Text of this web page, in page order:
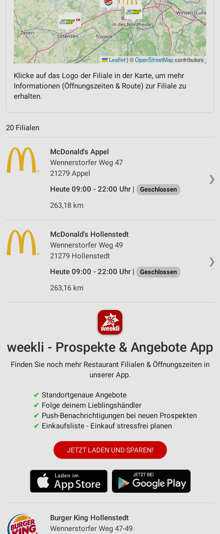
Leaflet | ©OpenStreetMapcontributors
Klicke auf das Logo der Filiale in der Karte, um mehr
Informationen (Öffnungszeiten & Route) zur Filiale zu
erhalten.
20 Filialen
❯
McDonald's Appel
Wennerstorfer Weg 47
21279 Appel
Heute 09:00 - 22:00 Uhr |
Geschlossen
263,18 km
❯
McDonald's Hollenstedt
Wennerstorfer Weg 49
21279 Hollenstedt
Heute 09:00 - 22:00 Uhr |
Geschlossen
263,16 km
weekli - Prospekte & Angebote App
Finden Sie noch mehr Restaurant Filialen & Öffnungszeiten in
unserer App.
✔ Standortgenaue Angebote
✔ Folge deinem Lieblingshändler
✔ Push-Benachrichtigungen bei neuen Prospekten
✔ Einkaufsliste - Einkauf stressfrei planen
JETZT LADEN UND SPAREN!
Burger King Hollenstedt
Wennerstorfer Weg 47-49